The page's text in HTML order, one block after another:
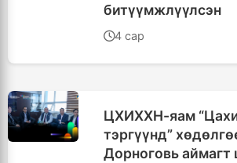
битүүмжлүүлсэн
4 сар
ЦХИХХН-яам
тэргүүнд”
Дорноговь аймагт